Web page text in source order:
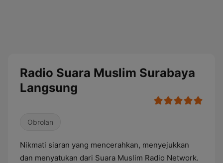
Radio Suara Muslim Surabaya
Langsung
Obrolan
Nikmati siaran yang mencerahkan, menyejukkan
dan menyatukan dari Suara Muslim Radio Network.